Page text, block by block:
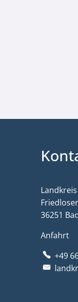
36251
Anfahrt
+49